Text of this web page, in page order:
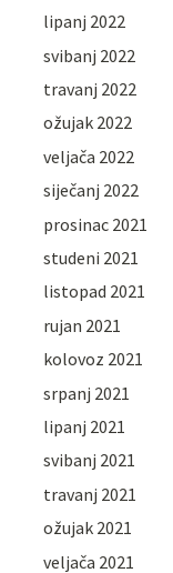
lipanj 2022
svibanj 2022
travanj 2022
ožujak 2022
veljača 2022
siječanj 2022
prosinac 2021
studeni 2021
listopad 2021
rujan 2021
kolovoz 2021
srpanj 2021
lipanj 2021
svibanj 2021
travanj 2021
ožujak 2021
veljača 2021